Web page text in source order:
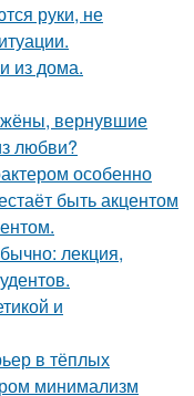
руки, не
из дома.
вернувшие
любви?
особенно
быть акцентом
лекция,
и
в тёплых
минимализм